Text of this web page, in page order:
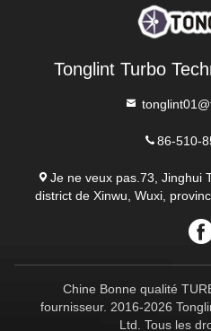
Tonglint Turbo
86-510-
Je ne veux pas.73, Jinghui
district de Xinwu, Wuxi,
Chine Bonne qualité
fournisseur. 2016-2026
Ltd. Tous les